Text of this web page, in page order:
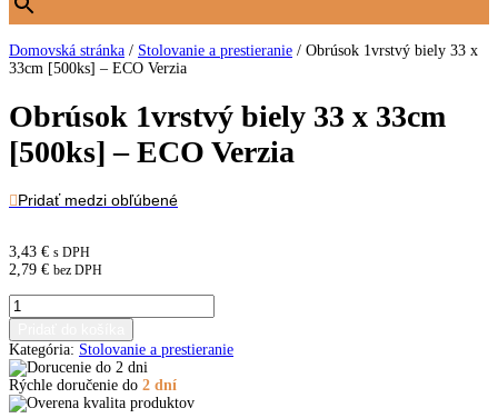
Domovská stránka / Stolovanie a prestieranie / Obrúsok 1vrstvý biely 33 x
33cm [500ks] – ECO Verzia
Obrúsok 1vrstvý biely 33 x 33cm
[500ks] – ECO Verzia
Pridať medzi obľúbené
3,43 € s DPH
2,79 € bez DPH
množstvo
Obrúsok
1vrstvý
biely
33
x
33cm
Kategória: Stolovanie a prestieranie
Rýchle doručenie do 2 dní